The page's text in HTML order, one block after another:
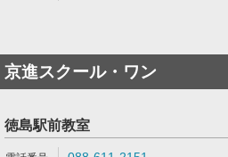
京進スクール・ワン
徳島駅前教室